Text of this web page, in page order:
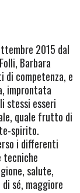
2015 dal
Barbara
di competenza, e
improntata
stessi esseri
quale frutto di
spirito.
i differenti
tecniche
salute,
sé, maggiore